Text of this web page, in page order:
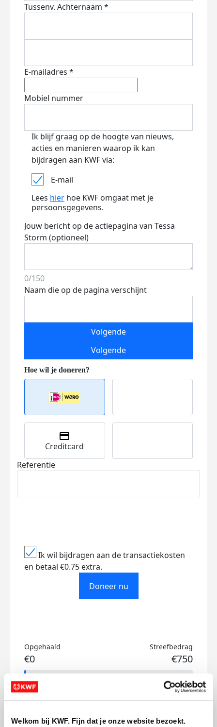
Welkom bij KWF. Fijn dat je onze website bezoekt.
Tussenv. Achternaam *
E-mailadres *
Mobiel nummer
Ik blijf graag op de hoogte van nieuws,
acties en manieren waarop ik kan
bijdragen aan KWF via:
E-mail
Lees hier hoe KWF omgaat met je
persoonsgegevens.
Jouw bericht op de actiepagina van Tessa
Storm (optioneel)
0/150
Naam die op de pagina verschijnt
Volgende
Volgende
Creditcard
Referentie
Ik wil bijdragen aan de transactiekosten
en betaal €0.75 extra.
Doneer nu
Opgehaald
€0
Streefbedrag
€750
Doneer